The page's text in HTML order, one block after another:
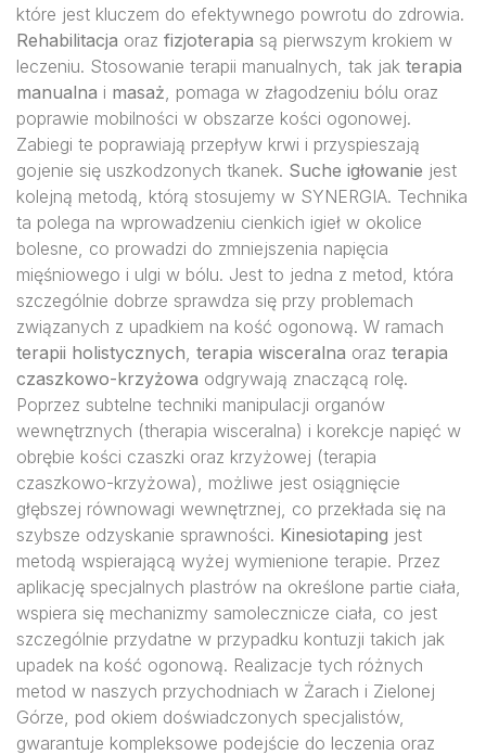
które jest kluczem do efektywnego powrotu do zdrowia.
Rehabilitacja oraz fizjoterapia są pierwszym krokiem w
leczeniu. Stosowanie terapii manualnych, tak jak terapia
manualna i masaż, pomaga w złagodzeniu bólu oraz
poprawie mobilności w obszarze kości ogonowej.
Zabiegi te poprawiają przepływ krwi i przyspieszają
gojenie się uszkodzonych tkanek. Suche igłowanie jest
kolejną metodą, którą stosujemy w SYNERGIA. Technika
ta polega na wprowadzeniu cienkich igieł w okolice
bolesne, co prowadzi do zmniejszenia napięcia
mięśniowego i ulgi w bólu. Jest to jedna z metod, która
szczególnie dobrze sprawdza się przy problemach
związanych z upadkiem na kość ogonową. W ramach
terapii holistycznych, terapia wisceralna oraz terapia
czaszkowo-krzyżowa odgrywają znaczącą rolę.
Poprzez subtelne techniki manipulacji organów
wewnętrznych (therapia wisceralna) i korekcje napięć w
obrębie kości czaszki oraz krzyżowej (terapia
czaszkowo-krzyżowa), możliwe jest osiągnięcie
głębszej równowagi wewnętrznej, co przekłada się na
szybsze odzyskanie sprawności. Kinesiotaping jest
metodą wspierającą wyżej wymienione terapie. Przez
aplikację specjalnych plastrów na określone partie ciała,
wspiera się mechanizmy samolecznicze ciała, co jest
szczególnie przydatne w przypadku kontuzji takich jak
upadek na kość ogonową. Realizacje tych różnych
metod w naszych przychodniach w Żarach i Zielonej
Górze, pod okiem doświadczonych specjalistów,
gwarantuje kompleksowe podejście do leczenia oraz